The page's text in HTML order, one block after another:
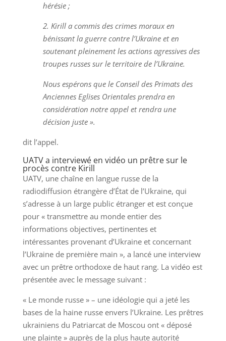
hérésie ;
2. Kirill a commis des crimes moraux en
bénissant la guerre contre l’Ukraine et en
soutenant pleinement les actions agressives des
troupes russes sur le territoire de l’Ukraine.
Nous espérons que le Conseil des Primats des
Anciennes Eglises Orientales prendra en
considération notre appel et rendra une
décision juste ».
dit l’appel.
UATV a interviewé en vidéo un prêtre sur le
procès contre Kirill
UATV, une chaîne en langue russe de la
radiodiffusion étrangère d’État de l’Ukraine, qui
s’adresse à un large public étranger et est conçue
pour « transmettre au monde entier des
informations objectives, pertinentes et
intéressantes provenant d’Ukraine et concernant
l’Ukraine de première main », a lancé une interview
avec un prêtre orthodoxe de haut rang. La vidéo est
présentée avec le message suivant :
« Le monde russe » – une idéologie qui a jeté les
bases de la haine russe envers l’Ukraine. Les prêtres
ukrainiens du Patriarcat de Moscou ont « déposé
une plainte » auprès de la plus haute autorité